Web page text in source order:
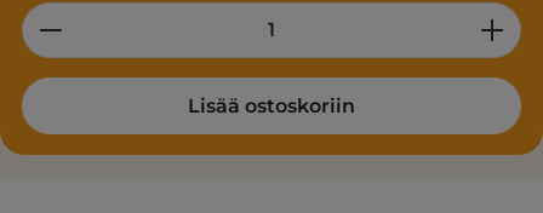
Product Quantity: Enter the desired
Lisää ostoskoriin